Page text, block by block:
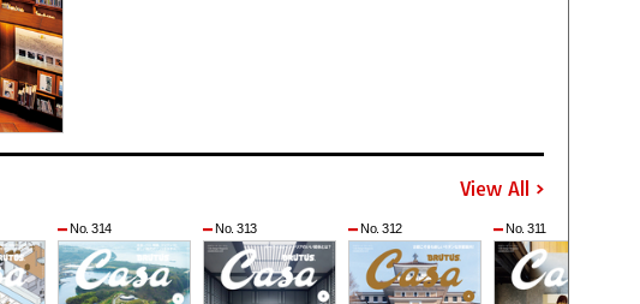
View All
No. 314 No. 313 No. 312 No. 311